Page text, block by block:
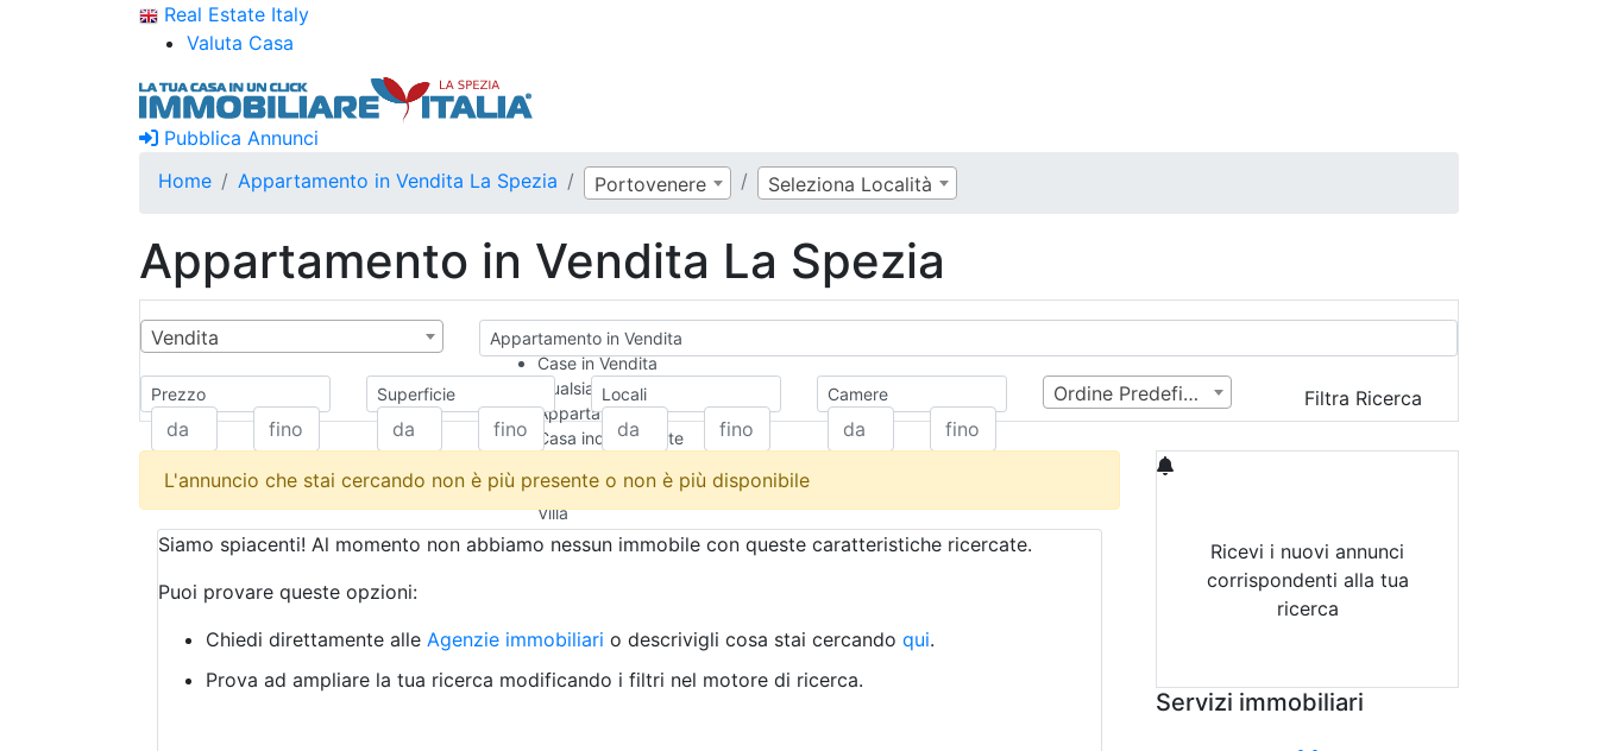
Real Estate Italy
Valuta Casa
Pubblica Annunci
Home
Appartamento in Vendita La Spezia Portovenere Seleziona Località
Appartamento in Vendita La Spezia
Vendita
Appartamento in Vendita
Case in Vendita
Qualsiasi
Appartamento
Casa indipendente
Attico/Mansarda
Villa
Villetta a schiera
Multiproprietà
Box/Garage
Prezzo Superficie Locali Camere Ordine Predefinito Filtra Ricerca
L'annuncio che stai cercando non è più presente o non è più disponibile
Siamo spiacenti! Al momento non abbiamo nessun immobile con queste caratteristiche ricercate.
Puoi provare queste opzioni:
Chiedi direttamente alle Agenzie immobiliari o descrivigli cosa stai cercando qui.
Prova ad ampliare la tua ricerca modificando i filtri nel motore di ricerca.
Ricevi i nuovi annunci
corrispondenti alla tua
ricerca
Servizi immobiliari